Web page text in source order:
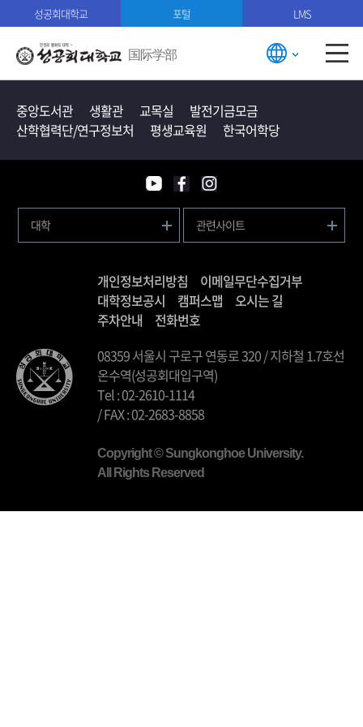
성공회대학교 포털 LMS
国际学部
중앙도서관 생활관 교목실
발전기금모금
산학협력단/연구정보처
평생교육원 한국어학당
대학 관련사이트
개인정보처리방침
이메일무단수집거부
대학정보공시
캠퍼스맵
오시는 길
주차안내
전화번호
08359 서울시 구로구 연동로 320 / 지하철 1.7호선
온수역(성공회대입구역)
Tel : 02-2610-1114
/ FAX : 02-2683-8858
Copyright © Sungkonghoe University.
All Rights Reserved